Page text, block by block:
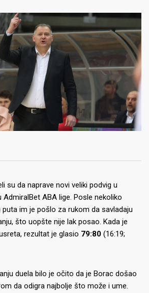
su da naprave novi veliki podvig u
ABA lige. Posle nekoliko
im je pošlo za rukom da savladaju
što uopšte nije lak posao. Kada je
rezultat je glasio 79:80 (16:19;
duela bilo je očito da je Borac došao
da odigra najbolje što može i ume.